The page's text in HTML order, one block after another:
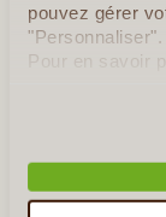
pouvez gérer
"Personnaliser".
Pour en savoir
glaciaire ?
Direction le
(comptez 2
Votre route
sommet